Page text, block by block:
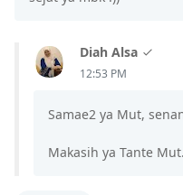
Diah Alsa
12:53 PM
Samae2 ya Mut,
Makasih ya Tante